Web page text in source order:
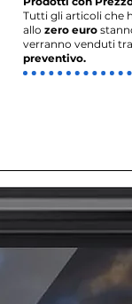
Tutti gli articoli che
allo zero euro
verranno venduti
preventivo.